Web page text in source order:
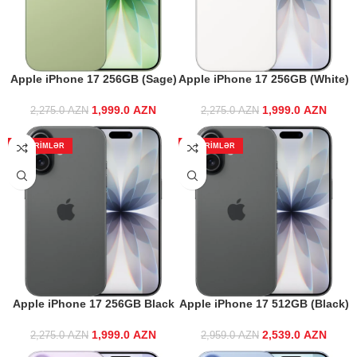
Apple iPhone 17 256GB (Sage)
2,275.0AZN
Original price
was:
2,275.0 AZN.
1,999.0 AZN Current price
1,999.0 AZN.
Apple iPhone 17 256GB (White)
2,275.0AZN
Original price
was:
2,275.0 AZN.
1,999.0 AZN
ENDIRIMLƏR
Apple iPhone 17 256GB Black
2,275.0AZN
Original price
was:
1,999.0 AZN Current price
ENDIRIMLƏR
Apple iPhone 17 512GB (Black)
2,959.0AZN
Original price
was:
2,539.0 AZN